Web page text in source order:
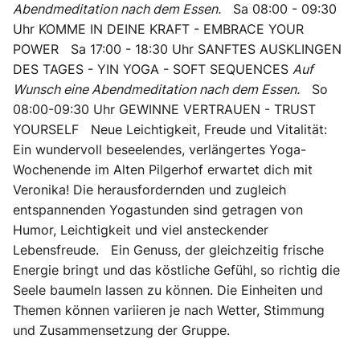
Abendmeditation nach dem Essen.
Sa 08:00 - 09:30
Uhr KOMME IN DEINE KRAFT - EMBRACE YOUR
POWER Sa 17:00 - 18:30 Uhr SANFTES AUSKLINGEN
DES TAGES - YIN YOGA - SOFT SEQUENCES Auf
Wunsch eine Abendmeditation nach dem Essen.
So
08:00-09:30 Uhr GEWINNE VERTRAUEN - TRUST
YOURSELF Neue Leichtigkeit, Freude und Vitalität:
Ein wundervoll beseelendes, verlängertes Yoga-
Wochenende im Alten Pilgerhof erwartet dich mit
Veronika! Die herausfordernden und zugleich
entspannenden Yogastunden sind getragen von
Humor, Leichtigkeit und viel ansteckender
Lebensfreude. Ein Genuss, der gleichzeitig frische
Energie bringt und das köstliche Gefühl, so richtig die
Seele baumeln lassen zu können. Die Einheiten und
Themen können variieren je nach Wetter, Stimmung
und Zusammensetzung der Gruppe.